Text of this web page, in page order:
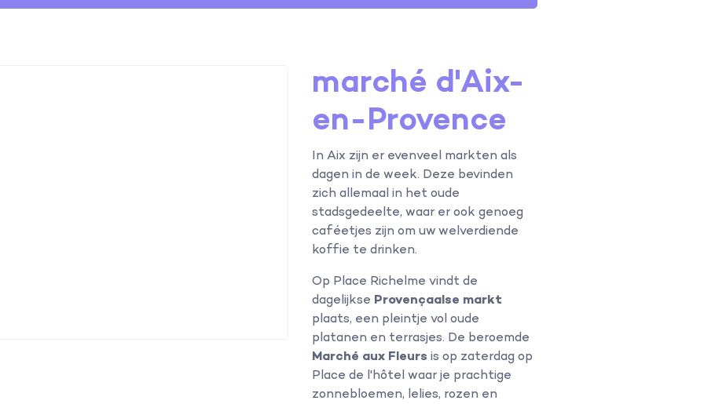
marché d'Aix-
en-Provence
In Aix zijn er evenveel markten als
dagen in de week. Deze bevinden
zich allemaal in het oude
stadsgedeelte, waar er ook genoeg
caféetjes zijn om uw welverdiende
koffie te drinken.
Op Place Richelme vindt de
dagelijkse Provençaalse markt
plaats, een pleintje vol oude
platanen en terrasjes. De beroemde
Marché aux Fleurs is op zaterdag op
Place de l'hôtel waar je prachtige
zonnebloemen, lelies, rozen en